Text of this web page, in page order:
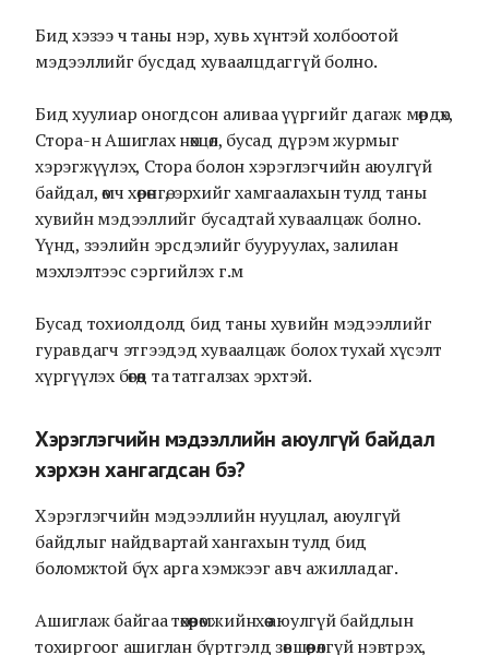
Бид хэзээ ч таны нэр, хувь хүнтэй холбоотой
мэдээллийг бусдад хуваалцдаггүй болно.
Бид хуулиар оногдсон аливаа үүргийг дагаж мөрдөх,
Стора-н Ашиглах нөхцөл, бусад дүрэм журмыг
хэрэгжүүлэх, Стора болон хэрэглэгчийн аюулгүй
байдал, өмч хөрөнгө, эрхийг хамгаалахын тулд таны
хувийн мэдээллийг бусадтай хуваалцаж болно.
Үүнд, зээлийн эрсдэлийг бууруулах, залилан
мэхлэлтээс сэргийлэх г.м
Бусад тохиолдолд бид таны хувийн мэдээллийг
гуравдагч этгээдэд хуваалцаж болох тухай хүсэлт
хүргүүлэх бөгөөд та татгалзах эрхтэй.
Хэрэглэгчийн мэдээллийн аюулгүй байдал
хэрхэн хангагдсан бэ?
Хэрэглэгчийн мэдээллийн нууцлал, аюулгүй
байдлыг найдвартай хангахын тулд бид
боломжтой бүх арга хэмжээг авч ажилладаг.
Ашиглаж байгаа төхөөрөмжийнхөө аюулгүй байдлын
тохиргоог ашиглан бүртгэлд зөвшөөрөлгүй нэвтрэх,